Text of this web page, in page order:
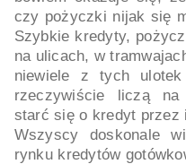
czy pożyczki nijak się
Szybkie kredyty,
na ulicach, w
niewiele z tych
rzeczywiście liczą na
starć się o kredyt przez
Wszyscy doskonale
rynku kredytów